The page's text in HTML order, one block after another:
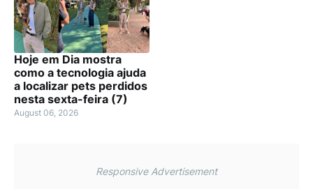
Hoje em Dia mostra
como a tecnologia ajuda
a localizar pets perdidos
nesta sexta-feira (7)
August 06, 2026
Responsive Advertisement